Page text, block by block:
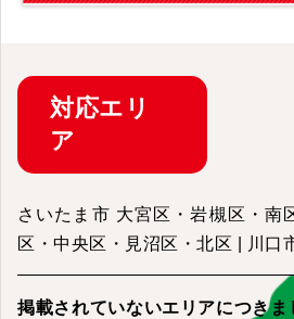
対応エリ
ア
さいたま市 大宮区・岩槻区・南
区・中央区・見沼区・北区 | 川口
掲載されていないエリアにつきま